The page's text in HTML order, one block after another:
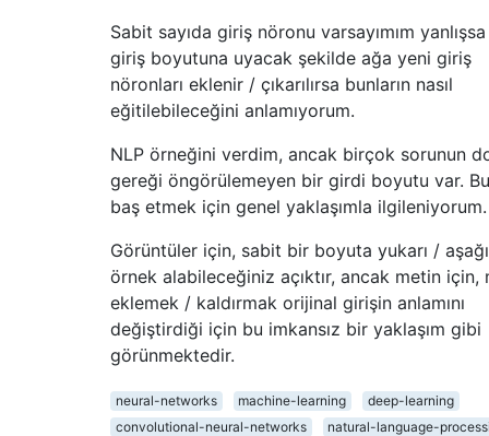
Sabit sayıda giriş nöronu varsayımım
giriş boyutuna uyacak şekilde ağa yeni giriş
nöronları eklenir / çıkarılırsa bunların nasıl
eğitilebileceğini anlamıyorum.
NLP örneğini verdim, ancak birçok sorunun
gereği öngörülemeyen bir girdi boyutu var.
baş etmek için genel yaklaşımla ilgileniyorum.
Görüntüler için, sabit bir boyuta yukarı / aşağı
örnek alabileceğiniz açıktır, ancak metin için,
eklemek / kaldırmak orijinal girişin anlamını
değiştirdiği için bu imkansız bir yaklaşım gibi
görünmektedir.
neural-networks machine-learning
deep-learning
convolutional-neural-networks
natural-language-